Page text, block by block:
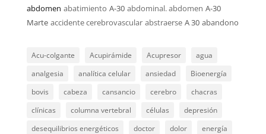
abdomen abatimiento A-30 abdominal. abdomen A-30
Marte accidente cerebrovascular abstraerse A 30 abandono
Acu-colgante Acupirámide Acupresor
agua
analgesia
analítica celular ansiedad
Bioenergía
bovis
cabeza cansancio cerebro
chacras
clínicas
columna vertebral células
depresión
desequilibrios energéticos
doctor dolor
energía